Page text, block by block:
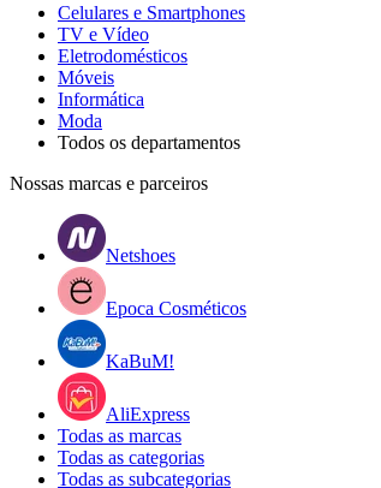
Celulares e Smartphones
TV e Vídeo
Eletrodomésticos
Móveis
Informática
Moda
Todos os departamentos
Nossas marcas e parceiros
Netshoes
Epoca Cosméticos
KaBuM!
AliExpress
Todas as marcas
Todas as categorias
Todas as subcategorias